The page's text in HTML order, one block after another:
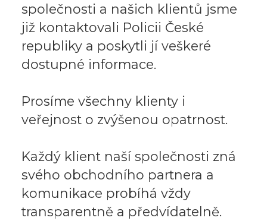
společnosti a našich klientů jsme
již kontaktovali Policii České
republiky a poskytli jí veškeré
dostupné informace.
Prosíme všechny klienty i
veřejnost o zvýšenou opatrnost.
Každý klient naší společnosti zná
svého obchodního partnera a
komunikace probíhá vždy
transparentně a předvídatelně.